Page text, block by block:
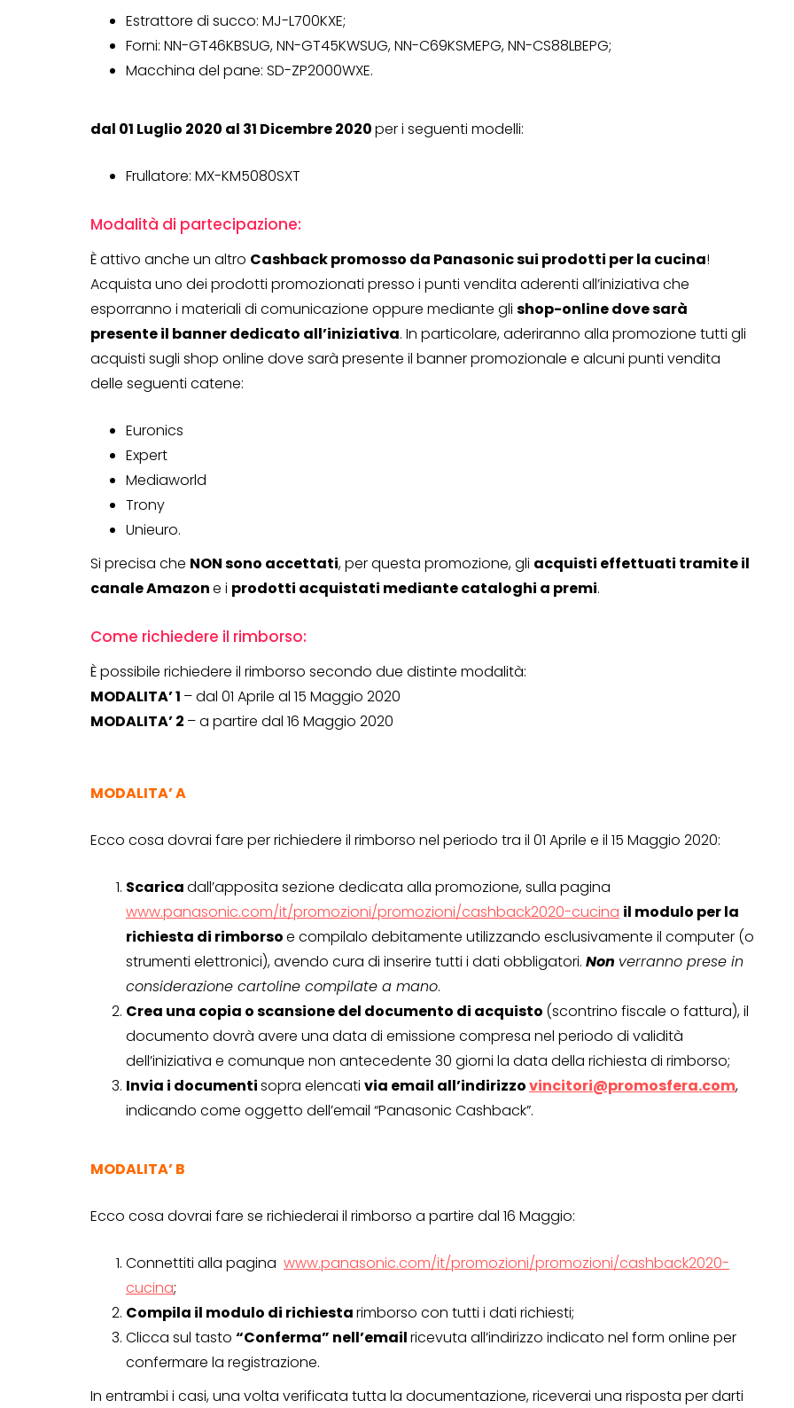
Estrattore di succo: MJ-L700KXE;
Forni: NN-GT46KBSUG, NN-GT45KWSUG, NN-C69KSMEPG, NN-CS88LBEPG;
Macchina del pane: SD-ZP2000WXE.
dal 01 Luglio 2020 al 31 Dicembre 2020per i seguenti modelli:
Frullatore: MX-KM5080SXT
Modalità di partecipazione:
È attivo anche un altro Cashback promosso da Panasonic sui prodotti per la cucina!
Acquista uno dei prodotti promozionati presso i punti vendita aderenti all’iniziativa che
esporranno i materiali di comunicazione oppure mediante gli shop-online dove sarà
presente il banner dedicato all’iniziativa. In particolare, aderiranno alla promozione tutti gli
acquisti sugli shop online dove sarà presente il banner promozionale e alcuni punti vendita
delle seguenti catene:
Euronics
Expert
Mediaworld
Trony
Unieuro.
Si precisa che NON sono accettati, per questa promozione, gli acquisti effettuati tramite il
canale Amazone i prodotti acquistati mediante cataloghi a premi.
Come richiedere il rimborso:
È possibile richiedere il rimborso secondo due distinte modalità:
MODALITA’ 1 – dal 01 Aprile al 15 Maggio 2020
MODALITA’ 2 – a partire dal 16 Maggio 2020
MODALITA’ A
Ecco cosa dovrai fare per richiedere il rimborso nel periodo tra il 01 Aprile e il 15 Maggio 2020:
Scaricadall’apposita sezione dedicata alla promozione, sulla pagina
www.panasonic.com/it/promozioni/promozioni/cashback2020-cucina il modulo per la
richiesta di rimborsoe compilalo debitamente utilizzando esclusivamente il computer (o
strumenti elettronici), avendo cura di inserire tutti i dati obbligatori. Non verranno prese in
considerazione cartoline compilate a mano.
Crea una copia o scansione del documento di acquisto (scontrino fiscale o fattura), il
documento dovrà avere una data di emissione compresa nel periodo di validità
dell’iniziativa e comunque non antecedente 30 giorni la data della richiesta di rimborso;
Invia i documentisopra elencati via email all’indirizzovincitori@promosfera.com,
indicando come oggetto dell’email “Panasonic Cashback”.
MODALITA’ B
Ecco cosa dovrai fare se richiederai il rimborso a partire dal 16 Maggio:
Connettiti alla pagina www.panasonic.com/it/promozioni/promozioni/cashback2020-
cucina;
Compila il modulo di richiestarimborso con tutti i dati richiesti;
Clicca sul tasto “Conferma” nell’emailricevuta all’indirizzo indicato nel form online per
confermare la registrazione.
In entrambi i casi, una volta verificata tutta la documentazione, riceverai una risposta per darti
Genertellife ti
regalano fino a 500€
in buoni!
Operazione a premio
“LA SVOLTA IN CUCINA